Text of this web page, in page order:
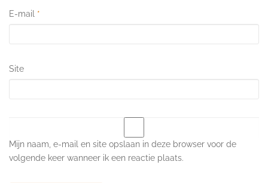
E-mail *
Site
Mijn naam, e-mail en site opslaan in deze browser voor de
volgende keer wanneer ik een reactie plaats.